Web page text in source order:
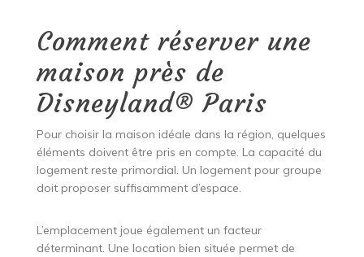
Comment réserver une
maison près de
Disneyland® Paris
Pour choisir la maison idéale dans la région, quelques
éléments doivent être pris en compte. La capacité du
logement reste primordial. Un logement pour groupe
doit proposer suffisamment d’espace.
L’emplacement joue également un facteur
déterminant. Une location bien située permet de